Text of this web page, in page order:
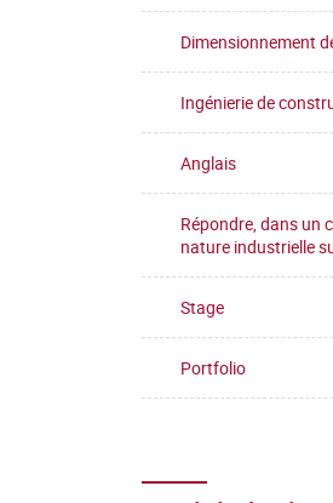
Dimensionnement
Ingénierie de
Anglais
Répondre, dans un
nature industrielle
Stage
Portfolio